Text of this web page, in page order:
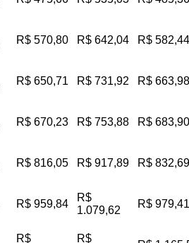
R$ 570,80 R$ 642,04 R$ 582,44
R$ 650,71 R$ 731,92 R$ 663,98
R$ 670,23 R$ 753,88 R$ 683,90
R$ 816,05 R$ 917,89 R$ 832,69
R$ 959,84
R$
1.079,62
R$ 979,41
R$
R$